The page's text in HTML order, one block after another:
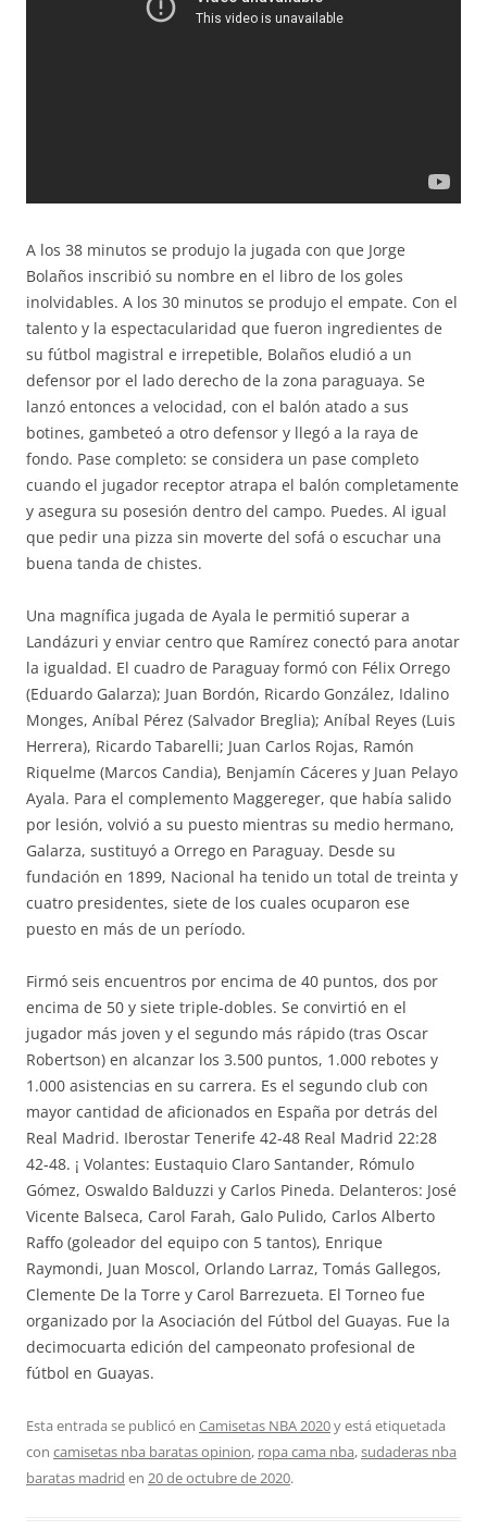
A los 38 minutos se produjo la jugada con que Jorge
Bolaños inscribió su nombre en el libro de los goles
inolvidables. A los 30 minutos se produjo el empate. Con el
talento y la espectacularidad que fueron ingredientes de
su fútbol magistral e irrepetible, Bolaños eludió a un
defensor por el lado derecho de la zona paraguaya. Se
lanzó entonces a velocidad, con el balón atado a sus
botines, gambeteó a otro defensor y llegó a la raya de
fondo. Pase completo: se considera un pase completo
cuando el jugador receptor atrapa el balón completamente
y asegura su posesión dentro del campo. Puedes. Al igual
que pedir una pizza sin moverte del sofá o escuchar una
buena tanda de chistes.
Una magnífica jugada de Ayala le permitió superar a
Landázuri y enviar centro que Ramírez conectó para anotar
la igualdad. El cuadro de Paraguay formó con Félix Orrego
(Eduardo Galarza); Juan Bordón, Ricardo González, Idalino
Monges, Aníbal Pérez (Salvador Breglia); Aníbal Reyes (Luis
Herrera), Ricardo Tabarelli; Juan Carlos Rojas, Ramón
Riquelme (Marcos Candia), Benjamín Cáceres y Juan Pelayo
Ayala. Para el complemento Maggereger, que había salido
por lesión, volvió a su puesto mientras su medio hermano,
Galarza, sustituyó a Orrego en Paraguay. Desde su
fundación en 1899, Nacional ha tenido un total de treinta y
cuatro presidentes, siete de los cuales ocuparon ese
puesto en más de un período.
Firmó seis encuentros por encima de 40 puntos, dos por
encima de 50 y siete triple-dobles. Se convirtió en el
jugador más joven y el segundo más rápido (tras Oscar
Robertson) en alcanzar los 3.500 puntos, 1.000 rebotes y
1.000 asistencias en su carrera. Es el segundo club con
mayor cantidad de aficionados en España por detrás del
Real Madrid. Iberostar Tenerife 42-48 Real Madrid 22:28
42-48. ¡ Volantes: Eustaquio Claro Santander, Rómulo
Gómez, Oswaldo Balduzzi y Carlos Pineda. Delanteros: José
Vicente Balseca, Carol Farah, Galo Pulido, Carlos Alberto
Raffo (goleador del equipo con 5 tantos), Enrique
Raymondi, Juan Moscol, Orlando Larraz, Tomás Gallegos,
Clemente De la Torre y Carol Barrezueta. El Torneo fue
organizado por la Asociación del Fútbol del Guayas. Fue la
decimocuarta edición del campeonato profesional de
fútbol en Guayas.
Esta entrada se publicó en Camisetas NBA 2020y está etiquetada
con camisetas nba baratas opinion, ropa cama nba,sudaderas nba
baratas madrid en 20 de octubre de 2020.